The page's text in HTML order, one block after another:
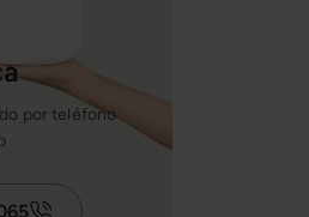
por teléfono